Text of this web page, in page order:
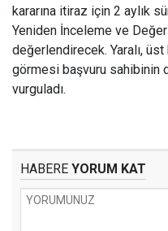
kararına itiraz için 2 aylık
Yeniden İnceleme ve
değerlendirecek. Yaralı, üst
görmesi başvuru sahibinin
vurguladı.
HABERE YORUM KAT